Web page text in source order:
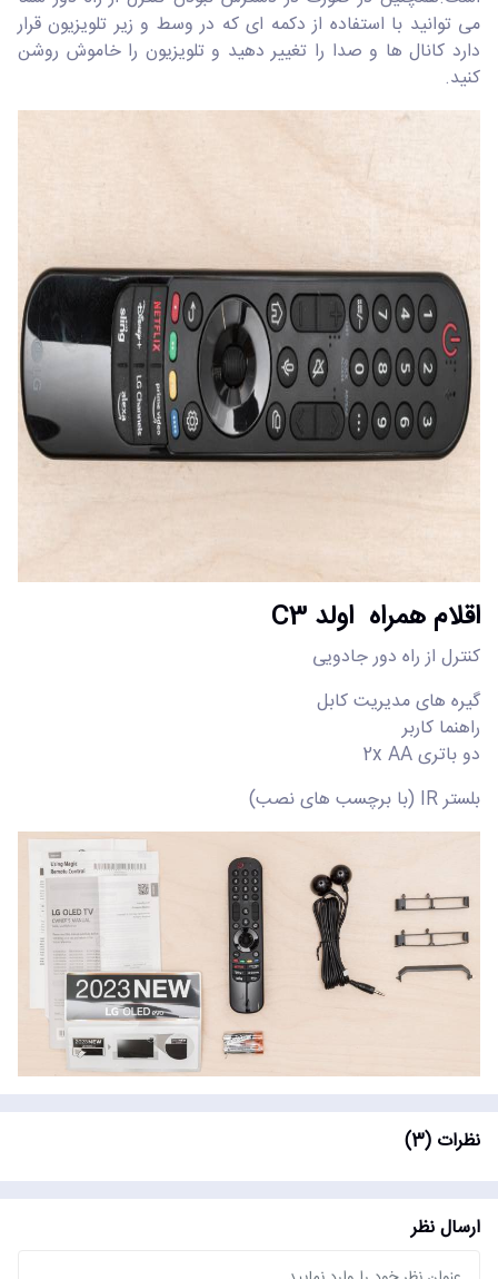
می توانید با استفاده از دکمه ای که در وسط و زیر تلویزیون قرار
دارد کانال ها و صدا را تغییر دهید و تلویزیون را خاموش روشن
کنید.
اقلام همراه اولد C3
کنترل از راه دور جادویی
گیره های مدیریت کابل
راهنما کاربر
دو باتری 2x AA
بلستر IR (با برچسب های نصب)
نظرات (3)
ارسال نظر